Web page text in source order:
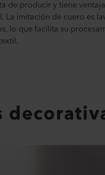
de producir y tiene
La imitación de cuero es
lo que facilita su